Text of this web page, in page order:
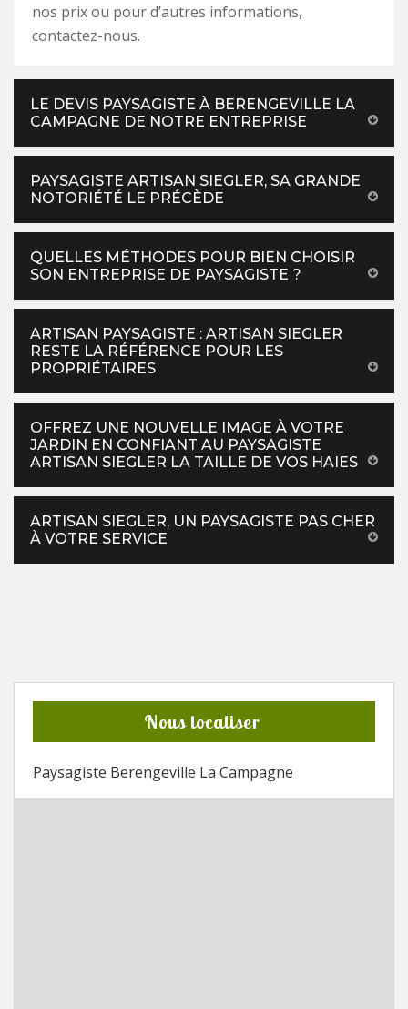
nos prix ou pour d’autres informations,
contactez-nous.
LE DEVIS PAYSAGISTE À BERENGEVILLE LA
CAMPAGNE DE NOTRE ENTREPRISE
PAYSAGISTE ARTISAN SIEGLER, SA GRANDE
NOTORIÉTÉ LE PRÉCÈDE
QUELLES MÉTHODES POUR BIEN CHOISIR
SON ENTREPRISE DE PAYSAGISTE ?
ARTISAN PAYSAGISTE : ARTISAN SIEGLER
RESTE LA RÉFÉRENCE POUR LES
PROPRIÉTAIRES
OFFREZ UNE NOUVELLE IMAGE À VOTRE
JARDIN EN CONFIANT AU PAYSAGISTE
ARTISAN SIEGLER LA TAILLE DE VOS HAIES
ARTISAN SIEGLER, UN PAYSAGISTE PAS CHER
À VOTRE SERVICE
Nous localiser
Paysagiste Berengeville La Campagne